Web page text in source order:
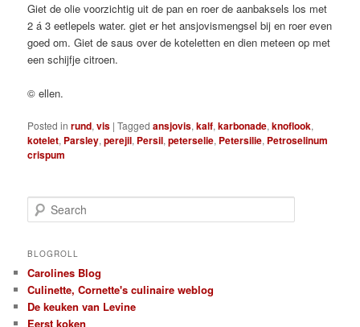
Giet de olie voorzichtig uit de pan en roer de aanbaksels los met
2 á 3 eetlepels water. giet er het ansjovismengsel bij en roer even
goed om. Giet de saus over de koteletten en dien meteen op met
een schijfje citroen.
© ellen.
Posted in rund,vis |Tagged ansjovis,kalf,karbonade,knoflook,
kotelet, Parsley,perejil, Persil,peterselie, Petersilie, Petroselinum
crispum
e
r
h
BLOGROLL
Carolines Blog
Culinette, Cornette's culinaire weblog
De keuken van Levine
Eerst koken